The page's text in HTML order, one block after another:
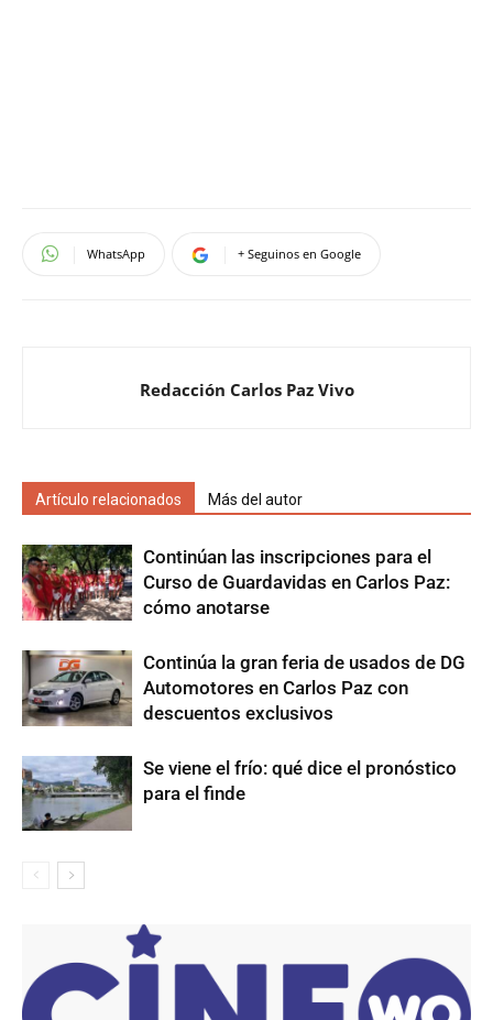
WhatsApp + Seguinos en Google
Redacción Carlos Paz Vivo
Artículo relacionados Más del autor
Continúan las inscripciones para el
Curso de Guardavidas en Carlos Paz:
cómo anotarse
Continúa la gran feria de usados de DG
Automotores en Carlos Paz con
descuentos exclusivos
Se viene el frío: qué dice el pronóstico
para el finde